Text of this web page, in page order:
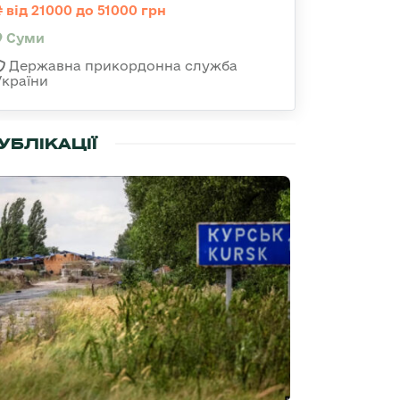
від 21000 до 51000 грн
Суми
Державна прикордонна служба